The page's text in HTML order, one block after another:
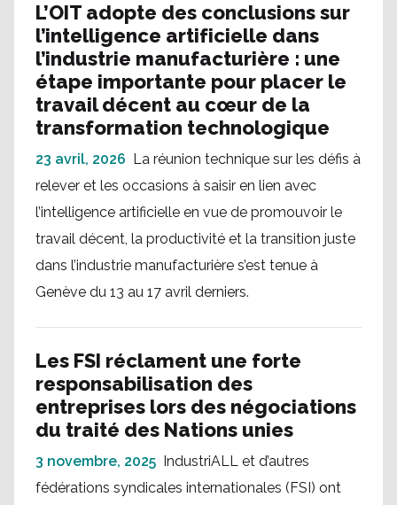
L’OIT adopte des conclusions sur
l’intelligence artificielle dans
l’industrie manufacturière : une
étape importante pour placer le
travail décent au cœur de la
transformation technologique
23 avril, 2026 La réunion technique sur les défis à
relever et les occasions à saisir en lien avec
l’intelligence artificielle en vue de promouvoir le
travail décent, la productivité et la transition juste
dans l’industrie manufacturière s’est tenue à
Genève du 13 au 17 avril derniers.
Les FSI réclament une forte
responsabilisation des
entreprises lors des négociations
du traité des Nations unies
3 novembre, 2025 IndustriALL et d’autres
fédérations syndicales internationales (FSI) ont